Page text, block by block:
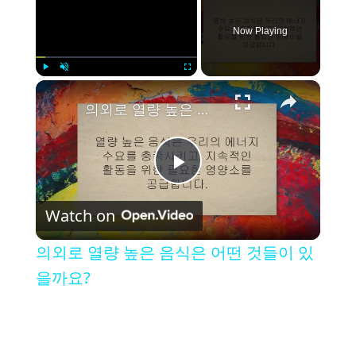
Play Unmute Fullscreen
Now Playing
×
P
l
의외로 열량 높은 음식은 어떤 것들이 있을까요?
Watch on
의외로 열량 높은 음식은 어떤 것들이 있
을까요?